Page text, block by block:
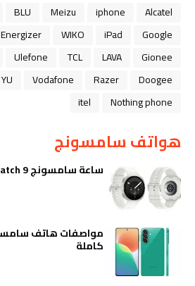
Alcatel
iphone
Meizu
BLU
Google
iPad
WIKO
Energizer
Gionee
LAVA
TCL
Ulefone
Doogee
Razer
Vodafone
YU
Nothing phone
itel
هواتف سامسونج
ساعة سامسونج Galaxy Watch 9 الذكية
كاملة